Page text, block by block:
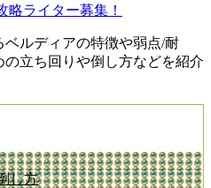
略ライター募集！
ルディアの特徴や弱点/耐
立ち回りや倒し方などを紹介
し方